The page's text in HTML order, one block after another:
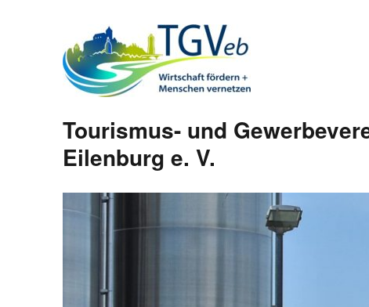
Tourismus- und
Eilenburg e. V.